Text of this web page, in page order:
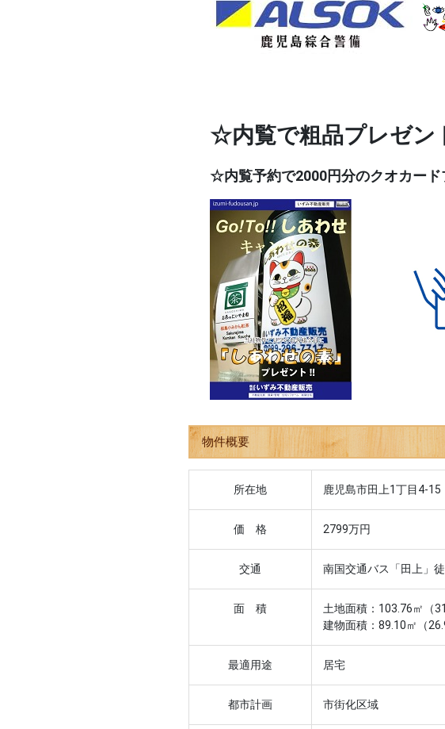
☆内覧で粗品プレゼ
☆内覧予約で2000円分のクオカード
物件概要
所在地 鹿児島市田上1丁目4-15
価 格 2799万円
交通 南国交通バス「田上」
面 積
土地面積：103.76㎡（
建物面積：89.10㎡（
最適用途 居宅
都市計画 市街化区域